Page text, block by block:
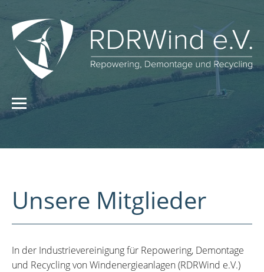
Unsere Mitglieder
In der Industrievereinigung für Repowering, Demontage
und Recycling von Windenergieanlagen (RDRWind e.V.)